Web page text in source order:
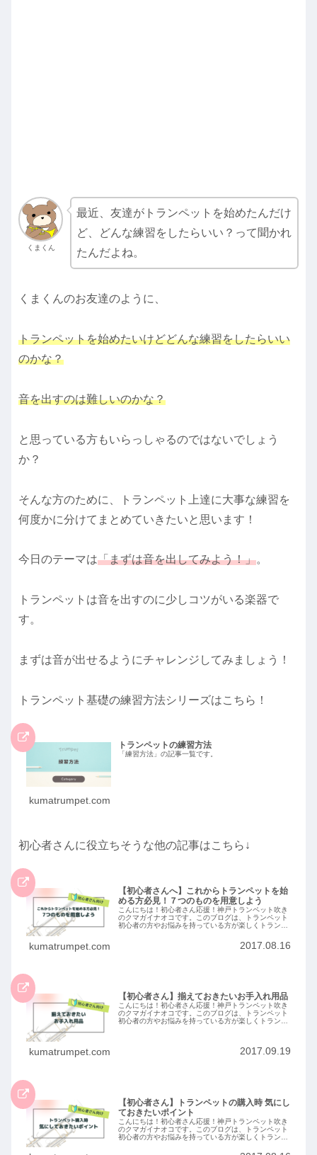
くまくん
最近、友達がトランペットを始めたんだけ
ど、どんな練習をしたらいい？って聞かれ
たんだよね。
くまくんのお友達のように、
トランペットを始めたいけどどんな練習をしたらいい
のかな？
音を出すのは難しいのかな？
と思っている方もいらっしゃるのではないでしょう
か？
そんな方のために、トランペット上達に大事な練習を
何度かに分けてまとめていきたいと思います！
今日のテーマは「まずは音を出してみよう！」。
トランペットは音を出すのに少しコツがいる楽器で
す。
まずは音が出せるようにチャレンジしてみましょう！
トランペット基礎の練習方法シリーズはこちら！
トランペットの練習方法
「練習方法」の記事一覧です。
kumatrumpet.com
初心者さんに役立ちそうな他の記事はこちら↓
【初心者さんへ】これからトランペットを始
める方必見！７つのものを用意しよう
こんにちは！初心者さん応援！神戸トランペット吹き
のクマガイナオコです。このブログは、トランペット
初心者の方やお悩みを持っている方が楽しくトランペ
て作りました（＾＾）奏法からお手入れ方法までト
kumatrumpet.com 2017.08.16
【初心者さん】揃えておきたいお手入れ用品
こんにちは！初心者さん応援！神戸トランペット吹き
のクマガイナオコです。このブログは、トランペット
初心者の方やお悩みを持っている方が楽しくトランペ
kumatrumpet.com 2017.09.19
【初心者さん】トランペットの購入時 気にし
ておきたいポイント
こんにちは！初心者さん応援！神戸トランペット吹き
のクマガイナオコです。このブログは、トランペット
初心者の方やお悩みを持っている方が楽しくトランペ
て作りました（＾＾）奏法からお手入れ方法までト